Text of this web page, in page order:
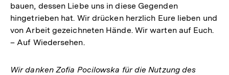
bauen, dessen Liebe uns in diese Gegenden
hingetrieben hat. Wir drücken herzlich Eure lieben und
von Arbeit gezeichneten Hände. Wir warten auf Euch.
– Auf Wiedersehen.
Wir danken Zofia Pocilowska für die Nutzung des